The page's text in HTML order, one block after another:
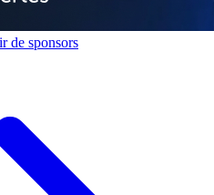
de sponsors